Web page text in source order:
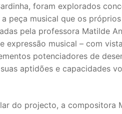
foram explorados
peça musical que os
pela professora Matilde
expressão musical – com
potenciadores de
aptidões e capacidades
do projecto, a compositora